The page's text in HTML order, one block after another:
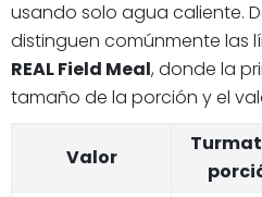
usando solo agua caliente.
distinguen comúnmente las
REAL Field Meal, donde la
tamaño de la porción y el
Valor